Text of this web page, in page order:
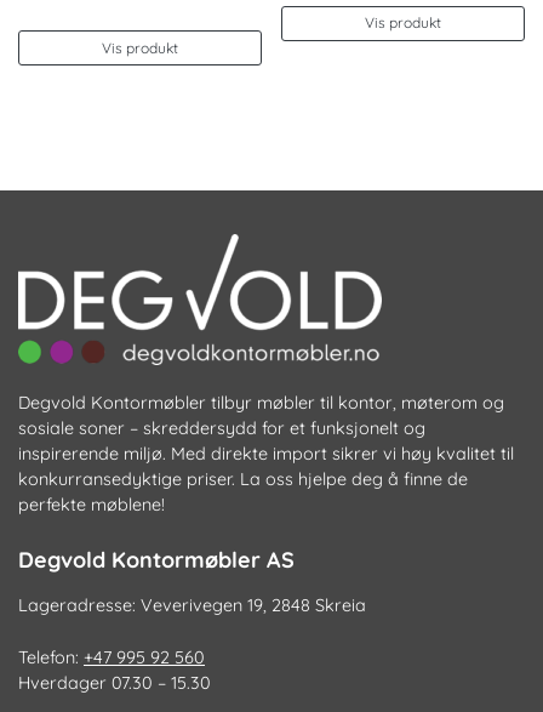
Vis produkt
Vis produkt
Degvold Kontormøbler tilbyr møbler til kontor, møterom og
sosiale soner – skreddersydd for et funksjonelt og
inspirerende miljø. Med direkte import sikrer vi høy kvalitet til
konkurransedyktige priser. La oss hjelpe deg å finne de
perfekte møblene!
Degvold Kontormøbler AS
Lageradresse: Veverivegen 19, 2848 Skreia
Telefon: +47 995 92 560
Hverdager 07.30 – 15.30